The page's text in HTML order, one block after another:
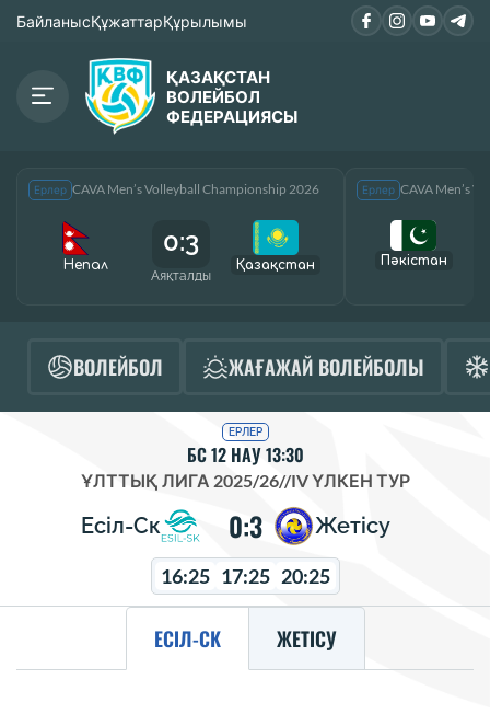
БайланысҚұжаттарҚұрылымы
ҚАЗАҚСТАН
ВОЛЕЙБОЛ
ФЕДЕРАЦИЯСЫ
Ерлер CAVA Men’s Volleyball Championship 2026
Непал
0:3
Аяқталды
Қазақcтан
Ерлер CAVA Men’s
Пәкістан
ВОЛЕЙБОЛ ЖАҒАЖАЙ ВОЛЕЙБОЛЫ
ЕРЛЕР
БС 12 НАУ 13:30
ҰЛТТЫҚ ЛИГА 2025/26//IV ҮЛКЕН ТУР
Есіл-Ск 0:3 Жетісу
16:25 17:25 20:25
ЕСІЛ-СК ЖЕТІСУ